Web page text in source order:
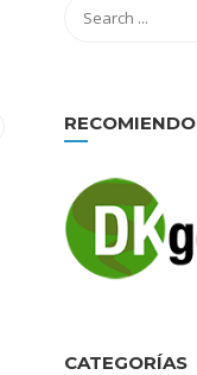
RECOMIENDO
CATEGORÍAS